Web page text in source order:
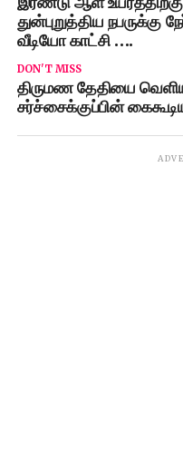
துன்புறுத்திய நபருக்கு
வீடியோ காட்சி ….
DON'T MISS
திருமண தேதியை
சர்ச்சைக்குப்பின்